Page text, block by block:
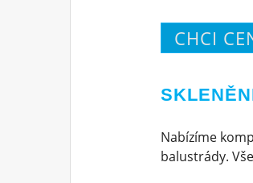
CHCI
Nabízíme
balustrády.